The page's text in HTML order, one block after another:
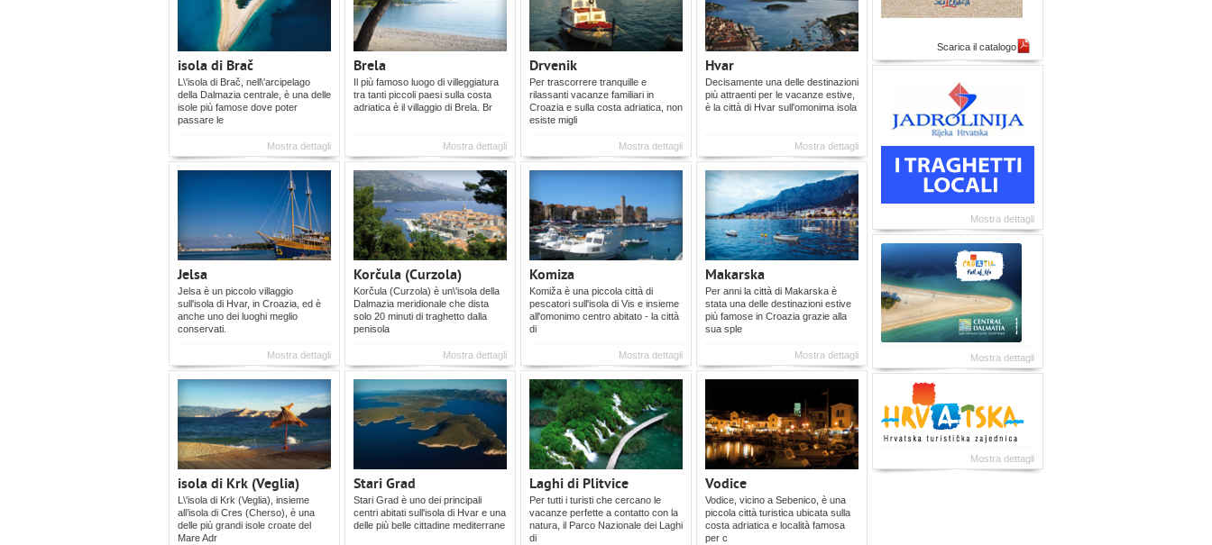
isola di Brač
L\'isola di Brač, nell\'arcipelago
della Dalmazia centrale, è una delle
isole più famose dove poter
passare le
Mostra dettagli
Brela
Il più famoso luogo di villeggiatura
tra tanti piccoli paesi sulla costa
adriatica è il villaggio di Brela. Br
Mostra dettagli
Drvenik
Per trascorrere tranquille e
rilassanti vacanze familiari in
Croazia e sulla costa adriatica, non
esiste migli
Mostra dettagli
Hvar
Decisamente una delle destinazioni
più attraenti per le vacanze estive,
è la città di Hvar sull'omonima isola
Mostra dettagli
Jelsa
Jelsa è un piccolo villaggio
sull'isola di Hvar, in Croazia, ed è
anche uno dei luoghi meglio
conservati.
Mostra dettagli
Korčula (Curzola)
Korčula (Curzola) è un\'isola della
Dalmazia meridionale che dista
solo 20 minuti di traghetto dalla
penisola
Mostra dettagli
Komiza
Komiža è una piccola città di
pescatori sull'isola di Vis e insieme
all'omonimo centro abitato - la città
di
Mostra dettagli
Makarska
Per anni la città di Makarska è
stata una delle destinazioni estive
più famose in Croazia grazie alla
sua sple
Mostra dettagli
isola di Krk (Veglia)
L\'isola di Krk (Veglia), insieme
all’isola di Cres (Cherso), è una
delle più grandi isole croate del
Mare Adr
Stari Grad
Stari Grad è uno dei principali
centri abitati sull'isola di Hvar e una
delle più belle cittadine mediterrane
Laghi di Plitvice
Per tutti i turisti che cercano le
vacanze perfette a contatto con la
natura, il Parco Nazionale dei Laghi
di
Vodice
Vodice, vicino a Sebenico, è una
piccola città turistica ubicata sulla
costa adriatica e località famosa
per c
Scarica il catalogo
Mostra dettagli
Mostra dettagli
Mostra dettagli